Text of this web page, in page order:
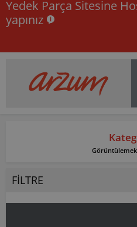
Yedek Parça Sitesine
yapınız
Görüntülemek
FILTRE